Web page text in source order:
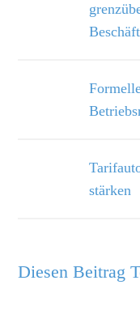
Diesen Beitrag